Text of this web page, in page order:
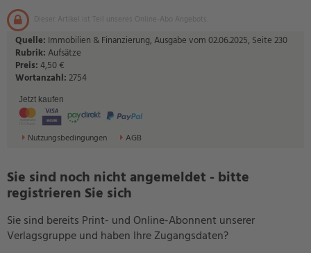
Dieser Artikel ist Teil unseres Online-Abo Angebots.
Quelle: Immobilien & Finanzierung, Ausgabe vom 02.06.2025, Seite 230
Rubrik:Aufsätze
Preis:4,50 €
Wortanzahl:2754
Jetzt kaufen
Nutzungsbedingungen AGB
Sie sind noch nicht angemeldet - bitte
registrieren Sie sich
Sie sind bereits Print- und Online-Abonnent unserer
Verlagsgruppe und haben Ihre Zugangsdaten?